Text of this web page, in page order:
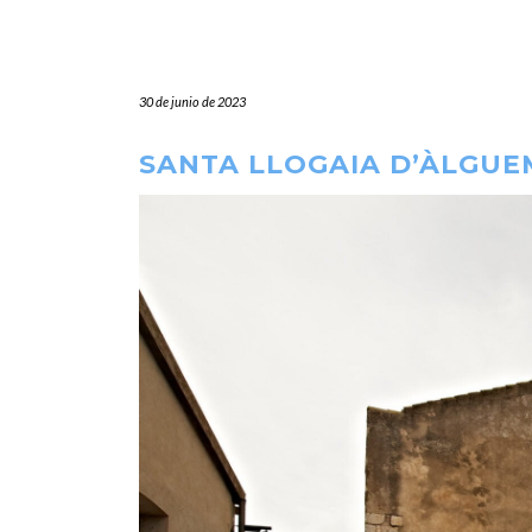
30 de junio de 2023
SANTA LLOGAIA